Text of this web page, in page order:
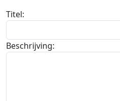
Titel:
Beschrijving: